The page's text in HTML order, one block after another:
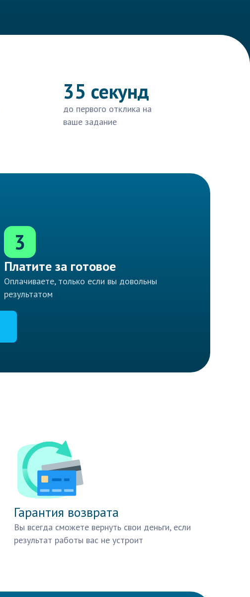
35 секунд
до первого отклика на
ваше задание
3
Платите за готовое
Оплачиваете, только если вы довольны
результатом
Гарантия возврата
Вы всегда сможете вернуть свои деньги, если
результат работы вас не устроит